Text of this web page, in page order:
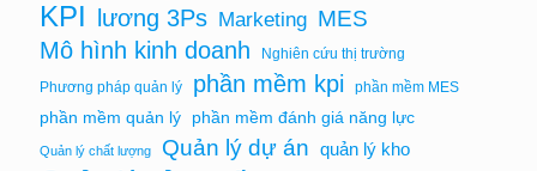
KPI lương 3Ps Marketing MES
Mô hình kinh doanh
Nghiên cứu thị trường
Phương pháp quản lý
phần mềm kpi phần mềm MES
phần mềm quản lý phần mềm đánh giá năng lực
Quản lý chất lượng Quản lý dự án quản lý kho